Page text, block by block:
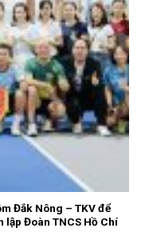
Đắk Nông – TKV để
lập Đoàn TNCS Hồ Chí